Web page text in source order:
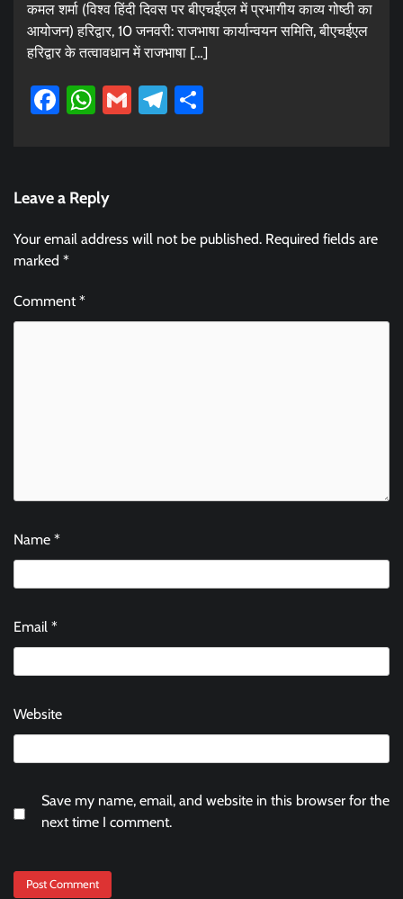
कमल शर्मा (विश्व हिंदी दिवस पर बीएचईएल में प्रभागीय काव्य गोष्ठी का
आयोजन) हरिद्वार, 10 जनवरी: राजभाषा कार्यान्‍वयन समिति, बीएचईएल
हरिद्वार के तत्‍वावधान में राजभाषा […]
Facebook
WhatsApp
GmailTelegram
Leave a Reply
Your email address will not be published. Required fields are
marked *
Comment*
Name *
Email *
Website
Save my name, email, and website in this browser for the
next time I comment.